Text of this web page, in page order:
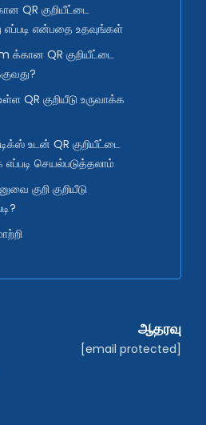
QR குறியீட்டை
எப்படி என்பதை உதவுங்கள்
க்கான QR குறியீட்டை
QR குறியீடு உருவாக்க
உடன் QR குறியீட்டை
செயல்படுத்தலாம்
குறி குறியீடு
ஆதரவு
[email protected]